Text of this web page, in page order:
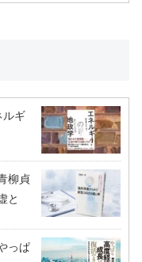
ルギ
柳貞
と
っぱ